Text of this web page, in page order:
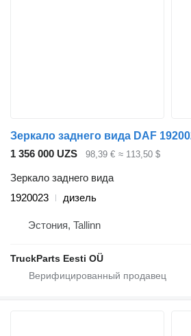
1 356 000 UZS 98,39 € ≈ 113,50 $
Зеркало заднего вида
1920023
дизель
Эстония, Tallinn
TruckParts Eesti OÜ